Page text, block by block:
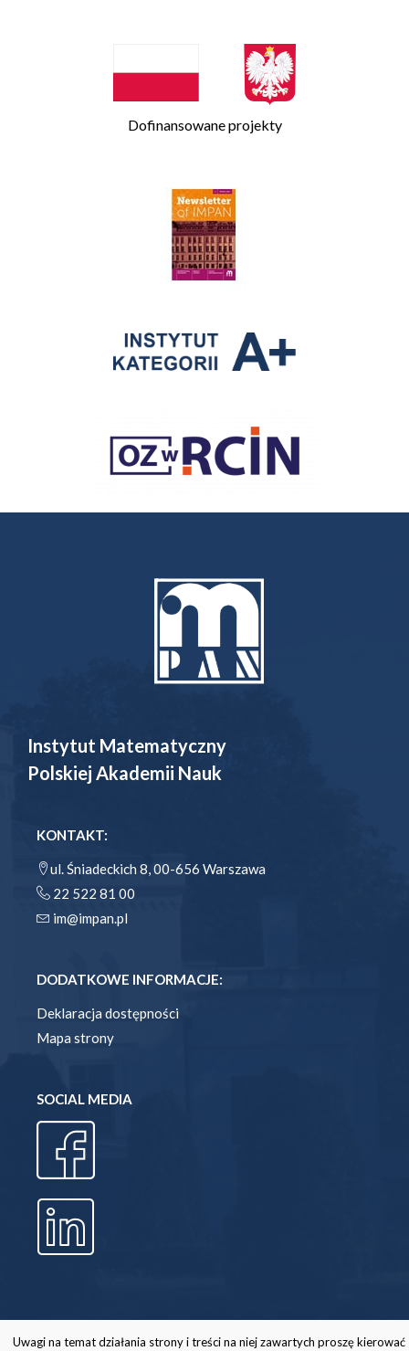
Dofinansowane projekty
Instytut Matematyczny
Polskiej Akademii Nauk
KONTAKT:
ul. Śniadeckich 8, 00-656 Warszawa
22 522 81 00
im@impan.pl
DODATKOWE INFORMACJE:
Deklaracja dostępności
Mapa strony
SOCIAL MEDIA
Uwagi na temat działania strony i treści na niej zawartych proszę kierować